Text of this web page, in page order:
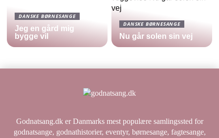
DANSKE BØRNESANGE
Jeg en gård mig
bygge vil
DANSKE BØRNESANGE
Nu går solen sin vej
Godnatsang.dk er Danmarks mest populære samlingssted for
godnatsange, godnathistorier, eventyr, børnesange, fagtesange,